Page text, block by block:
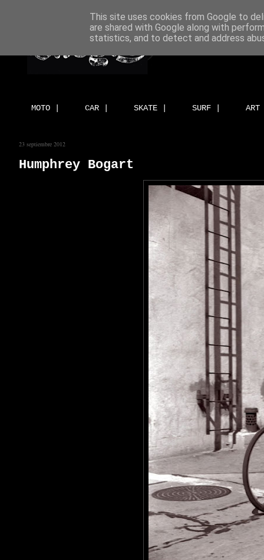
MOTO | CAR | SKATE | SURF |
23 septiembre 2012
Humphrey Bogart
This site uses cookies from Google to
are shared with Google along with
statistics, and to detect and address